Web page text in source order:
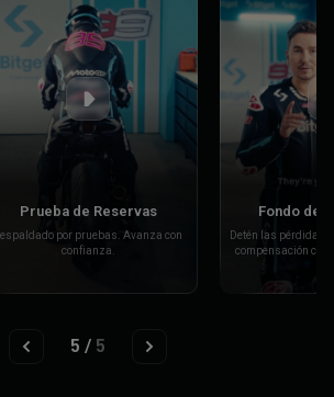
Fondo de Protección
Detén las pérdidas a tiempo. Recibe una
compensación cuando sea necesario.
Doble
1 / 5